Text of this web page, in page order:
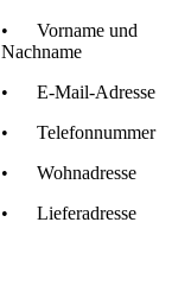
• Vorname und
Nachname
• E-Mail-Adresse
• Telefonnummer
• Wohnadresse
• Lieferadresse